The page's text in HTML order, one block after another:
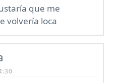
que me
volvería loca